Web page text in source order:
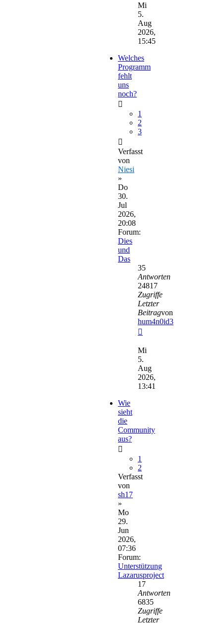
Beitrag
Mi
5.
Aug
2026,
15:45
Welches
Programm
fehlt
uns
noch?
1
2
3
Verfasst
von
Niesi
»
Do
30.
Jul
2026,
20:08
Forum:
Dies
und
Das
35
Antworten
24817
Zugriffe
Letzter
Beitragvon
hum4n0id3
Beitrag
Mi
5.
Aug
2026,
13:41
Wie
sieht
die
Community
aus?
1
2
Verfasst
von
sh17
»
Mo
29.
Jun
2026,
07:36
Forum:
Unterstützung
Lazarusproject
17
Antworten
6835
Zugriffe
Letzter